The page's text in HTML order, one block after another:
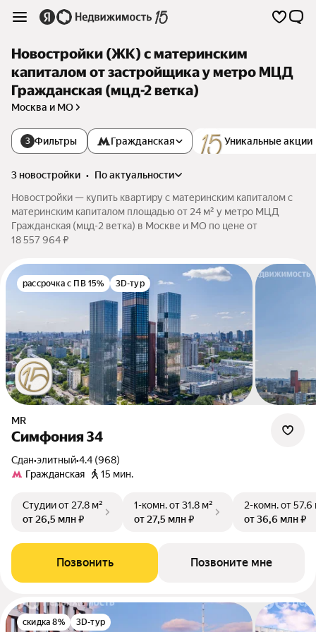
Новостройки (ЖК) с материнским
капиталом от застройщика у метро МЦД
Гражданская (мцд-2 ветка)
Москва и МО
3 Фильтры Уникальные акции
Гражданская
3 новостройки •
по актуальности
Новостройки — купить квартиру с материнским капиталом с
материнским капиталом площадью от 24 м² у метро МЦД
Гражданская (мцд-2 ветка) в Москве и МО по цене от
18 557 964 ₽
рассрочка с ПВ 15% 3D-тур
MR
Симфония 34
Сдан•элитный•4.4 (968)
Гражданская
15 мин.
Студииот 27,8 м²
от 26,5 млн ₽
1-комн.от 31,8 м²
от 27,5 млн ₽
2-комн.от 57,6
от 36,6 млн ₽
Позвонить Позвоните мне
скидка 8% 3D-тур